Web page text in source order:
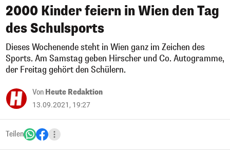
2000 Kinder feiern in Wien den Tag
des Schulsports
Dieses Wochenende steht in Wien ganz im Zeichen des
Sports. Am Samstag geben Hirscher und Co. Autogramme,
der Freitag gehört den Schülern.
Von Heute Redaktion
13.09.2021, 19:27
Teilen